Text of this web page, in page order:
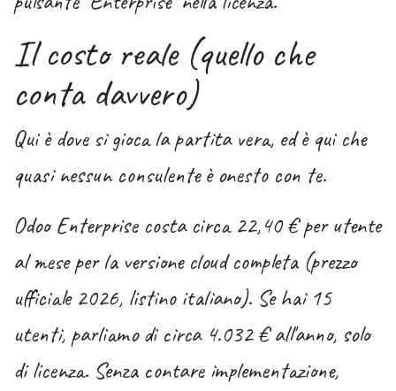
Il costo reale (quello che
conta davvero)
Qui è dove si gioca la partita vera, ed è qui che
quasi nessun consulente è onesto con te.
Odoo Enterprise costa circa 22,40 € per utente
al meseper la versione cloud completa (prezzo
ufficiale 2026, listino italiano). Se hai 15
utenti, parliamo di circa 4.032€ all'anno, solo
di licenza. Senza contare implementazione,